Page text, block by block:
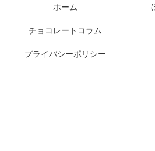
ホーム
チョコレートコラム
プライバシーポリシー